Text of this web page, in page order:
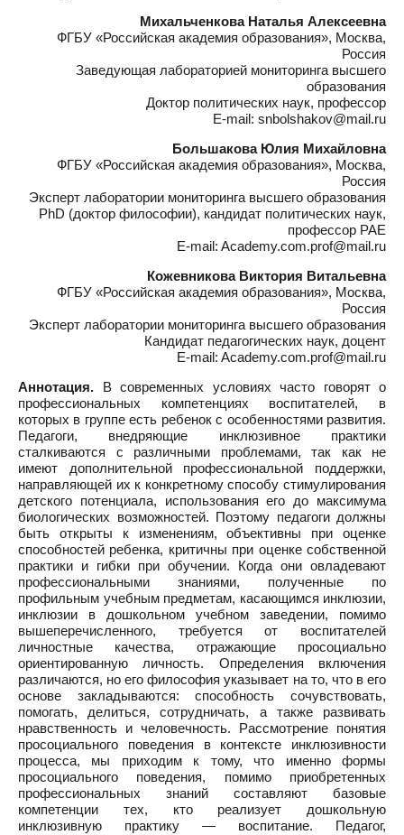
Михальченкова Наталья Алексеевна
ФГБУ «Российская академия образования», Москва,
Россия
Заведующая лабораторией мониторинга высшего
образования
Доктор политических наук, профессор
E-mail: snbolshakov@mail.ru
Большакова Юлия Михайловна
ФГБУ «Российская академия образования», Москва,
Россия
Эксперт лаборатории мониторинга высшего образования
PhD (доктор философии), кандидат политических наук,
профессор РАЕ
E-mail: Academy.com.prof@mail.ru
Кожевникова Виктория Витальевна
ФГБУ «Российская академия образования», Москва,
Россия
Эксперт лаборатории мониторинга высшего образования
Кандидат педагогических наук, доцент
E-mail: Academy.com.prof@mail.ru
Аннотация. В современных условиях часто говорят о
профессиональных компетенциях воспитателей, в
которых в группе есть ребенок с особенностями развития.
Педагоги, внедряющие инклюзивное практики
сталкиваются с различными проблемами, так как не
имеют дополнительной профессиональной поддержки,
направляющей их к конкретному способу стимулирования
детского потенциала, использования его до максимума
биологических возможностей. Поэтому педагоги должны
быть открыты к изменениям, объективны при оценке
способностей ребенка, критичны при оценке собственной
практики и гибки при обучении. Когда они овладевают
профессиональными знаниями, полученные по
профильным учебным предметам, касающимся инклюзии,
инклюзии в дошкольном учебном заведении, помимо
вышеперечисленного, требуется от воспитателей
личностные качества, отражающие просоциально
ориентированную личность. Определения включения
различаются, но его философия указывает на то, что в его
основе закладываются: способность сочувствовать,
помогать, делиться, сотрудничать, а также развивать
нравственность и человечность. Рассмотрение понятия
просоциального поведения в контексте инклюзивности
процесса, мы приходим к тому, что именно формы
просоциального поведения, помимо приобретенных
профессиональных знаний составляют базовые
компетенции тех, кто реализует дошкольную
инклюзивную практику — воспитание. Педагог,